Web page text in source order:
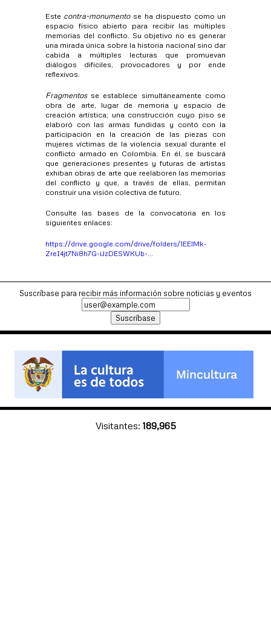
Este contra-monumentose ha dispuesto como un
espacio físico abierto para recibir las múltiples
memorias del conflicto. Su objetivo no es generar
una mirada única sobre la historia nacional sino dar
cabida a múltiples lecturas que promuevan
diálogos difíciles, provocadores y por ende
reflexivos.
Fragmentosse establece simultáneamente como
obra de arte, lugar de memoria y espacio de
creación artística; una construcción cuyo piso se
elaboró con las armas fundidas y contó con la
participación en la creación de las piezas con
mujeres víctimas de la violencia sexual durante el
conflicto armado en Colombia. En él, se buscará
que generaciones presentes y futuras de artistas
exhiban obras de arte que reelaboren las memorias
del conflicto y que, a través de ellas, permitan
construir una visión colectiva de futuro.
Consulte las bases de la convocatoria en los
siguientes enlaces:
https://drive.google.com/drive/folders/1EElMk-
ZreI4jt7Ni8h7G-iJzDESWKUb-...
Suscríbase para recibir más información sobre noticias y eventos
Visitantes: 189,965